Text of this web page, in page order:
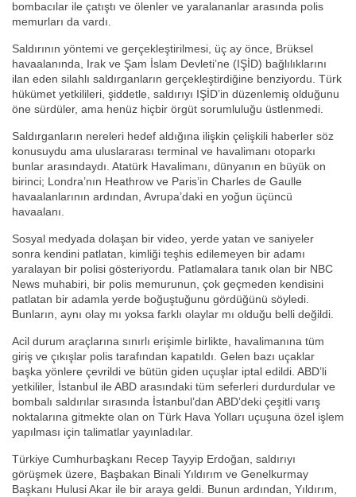
bombacılar ile çatıştı ve ölenler ve yaralananlar arasında polis
memurları da vardı.
Saldırının yöntemi ve gerçekleştirilmesi, üç ay önce, Brüksel
havaalanında, Irak ve Şam İslam Devleti’ne (IŞİD) bağlılıklarını
ilan eden silahlı saldırganların gerçekleştirdiğine benziyordu. Türk
hükümet yetkilileri, şiddetle, saldırıyı IŞİD’in düzenlemiş olduğunu
öne sürdüler, ama henüz hiçbir örgüt sorumluluğu üstlenmedi.
Saldırganların nereleri hedef aldığına ilişkin çelişkili haberler söz
konusuydu ama uluslararası terminal ve havalimanı otoparkı
bunlar arasındaydı. Atatürk Havalimanı, dünyanın en büyük on
birinci; Londra’nın Heathrow ve Paris’in Charles de Gaulle
havaalanlarının ardından, Avrupa’daki en yoğun üçüncü
havaalanı.
Sosyal medyada dolaşan bir video, yerde yatan ve saniyeler
sonra kendini patlatan, kimliği teşhis edilemeyen bir adamı
yaralayan bir polisi gösteriyordu. Patlamalara tanık olan bir NBC
News muhabiri, bir polis memurunun, çok geçmeden kendisini
patlatan bir adamla yerde boğuştuğunu gördüğünü söyledi.
Bunların, aynı olay mı yoksa farklı olaylar mı olduğu belli değildi.
Acil durum araçlarına sınırlı erişimle birlikte, havalimanına tüm
giriş ve çıkışlar polis tarafından kapatıldı. Gelen bazı uçaklar
başka yönlere çevrildi ve bütün giden uçuşlar iptal edildi. ABD’li
yetkililer, İstanbul ile ABD arasındaki tüm seferleri durdurdular ve
bombalı saldırılar sırasında İstanbul’dan ABD’deki çeşitli varış
noktalarına gitmekte olan on Türk Hava Yolları uçuşuna özel işlem
yapılması için talimatlar yayınladılar.
Türkiye Cumhurbaşkanı Recep Tayyip Erdoğan, saldırıyı
görüşmek üzere, Başbakan Binali Yıldırım ve Genelkurmay
Başkanı Hulusi Akar ile bir araya geldi. Bunun ardından, Yıldırım,